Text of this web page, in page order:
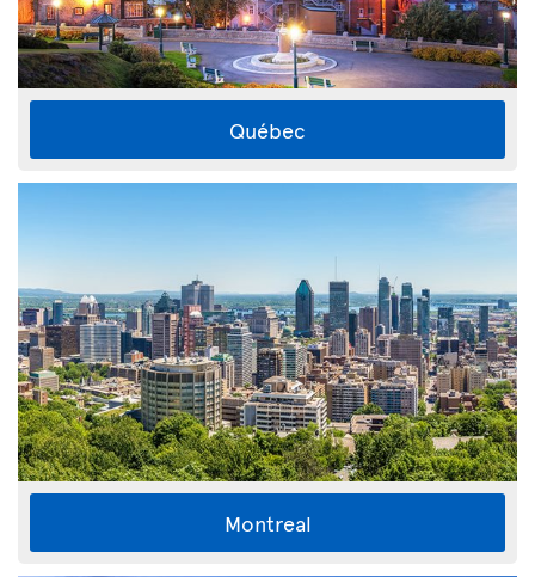
Québec
Montreal